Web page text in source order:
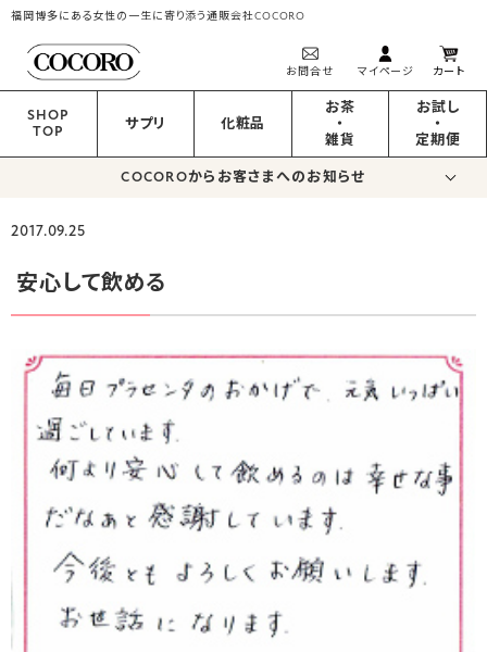
福岡博多にある女性の一生に寄り添う通販会社COCORO
お問合せ マイページ カート
SHOP
TOP
サプリ 化粧品
お茶
・
雑貨
お試し
・
定期便
COCOROからお客さまへのお知らせ
2017.09.25
安心して飲める